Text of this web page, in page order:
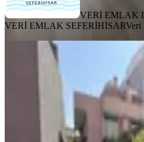
VERİ EMLAK
VERİ EMLAK SEFERİHİSARVeri
Safir***den
Buca, Adatepe
1+1
65 m²·1. Kat
15.000 ₺